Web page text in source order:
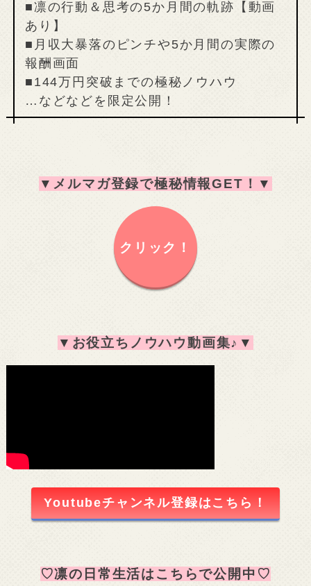
■凛の行動＆思考の5か月間の軌跡【動画
あり】
■月収大暴落のピンチや5か月間の実際の
報酬画面
■144万円突破までの極秘ノウハウ
…などなどを限定公開！
▼ メルマガ登録で極秘情報GET！ ▼
クリック！
▼ お役立ちノウハウ動画集♪ ▼
Youtubeチャンネル登録はこちら！
♡凛の日常生活はこちらで公開中♡